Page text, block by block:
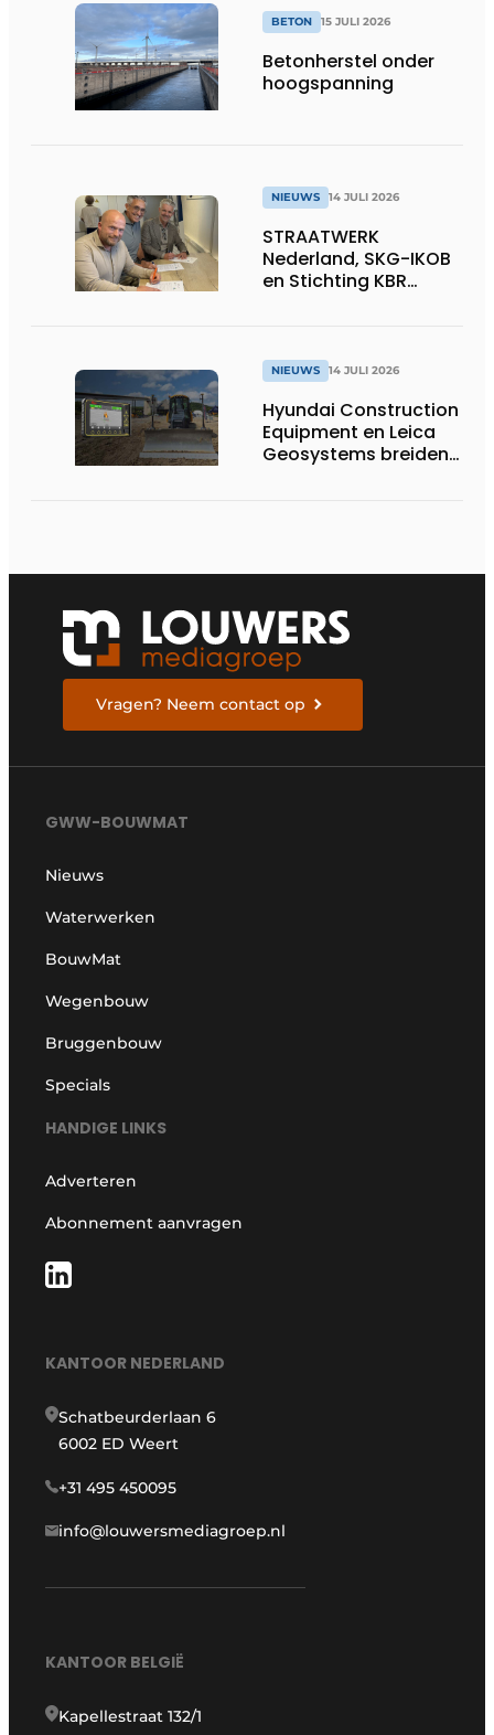
BETON 15 JULI 2026
Betonherstel onder
hoogspanning
NIEUWS 14 JULI 2026
STRAATWERK
Nederland, SKG-IKOB
en Stichting KBR
voor één landelijke
voor straatwerk
NIEUWS 14 JULI 2026
Hyundai Construction
Equipment en Leica
Geosystems breiden
Vragen? Neem contact op
GWW-BOUWMAT
Nieuws
Waterwerken
BouwMat
Wegenbouw
Bruggenbouw
Specials
HANDIGE LINKS
Adverteren
Abonnement aanvragen
KANTOOR NEDERLAND
Schatbeurderlaan 6
6002 ED Weert
+31 495 450095
info@louwersmediagroep.nl
KANTOOR BELGIË
Kapellestraat 132/1